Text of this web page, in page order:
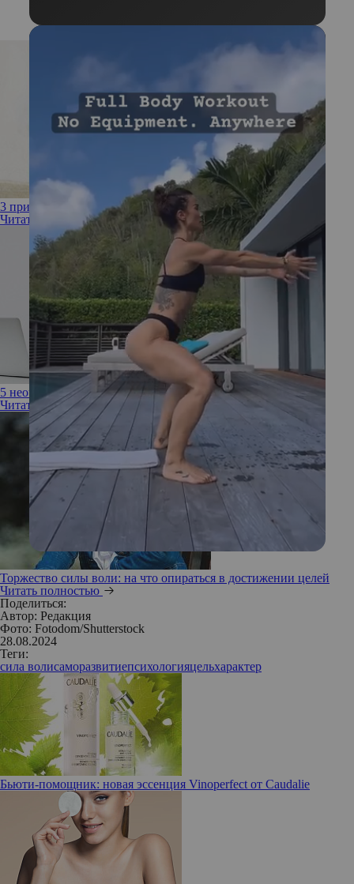
3 приема, которые помогут быстро справиться со стрессом
Читать полностью
5 неочевидных способов избавиться от стресса на работе
Читать полностью
Торжество силы воли: на что опираться в достижении целей
Читать полностью
Поделиться:
Автор: Редакция
Фото: Fotodom/Shutterstock
28.08.2024
Теги:
сила волисаморазвитиепсихологияцельхарактер
Бьюти-помощник: новая эссенция Vinoperfect от Caudalie